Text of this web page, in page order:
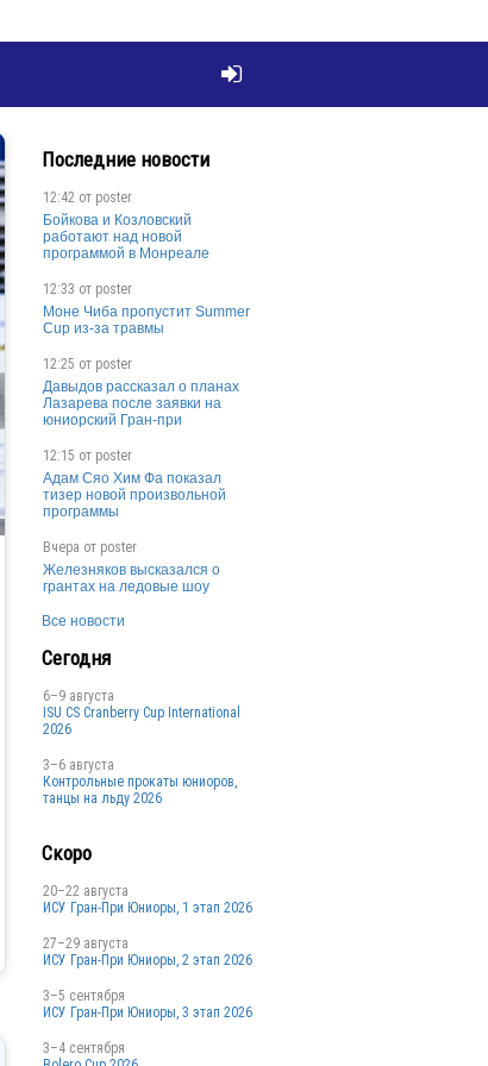

Последние новости
12:42 от poster
Бойкова и Козловский
работают над новой
программой в Монреале
12:33 от poster
Моне Чиба пропустит Summer
Cup из-за травмы
12:25 от poster
Давыдов рассказал о планах
Лазарева после заявки на
юниорский Гран-при
12:15 от poster
Адам Сяо Хим Фа показал
тизер новой произвольной
программы
Вчера от poster
Железняков высказался о
грантах на ледовые шоу
Все новости
Сегодня
6–9 августа
ISU CS Cranberry Cup International
2026
3–6 августа
Контрольные прокаты юниоров,
танцы на льду 2026
Скоро
20–22 августа
ИСУ Гран-При Юниоры, 1 этап 2026
27–29 августа
ИСУ Гран-При Юниоры, 2 этап 2026
3–5 сентября
ИСУ Гран-При Юниоры, 3 этап 2026
3–4 сентября